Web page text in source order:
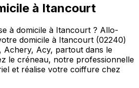
à Itancourt
à domicile à Itancourt ? Allo-
domicile à Itancourt (02240)
Achery, Acy, partout dans le
le créneau, notre professionnelle
et réalise votre coiffure chez